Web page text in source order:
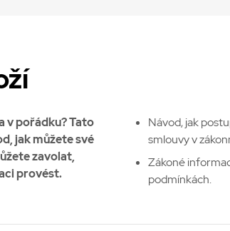
v pořádku? Tato
jak můžete své
zavolat,
provést.
Návod, jak
smlouvy v
Zákoné
podmínkách.